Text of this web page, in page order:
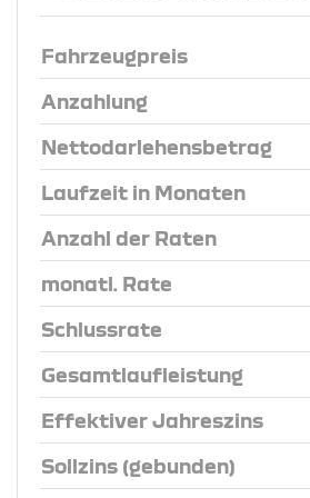
Fahrzeugpreis
Anzahlung
Nettodarlehensbetrag
Laufzeit in Monaten
Anzahl der Raten
monatl. Rate
Schlussrate
Gesamtlaufleistung
Effektiver Jahreszins
Sollzins (gebunden)